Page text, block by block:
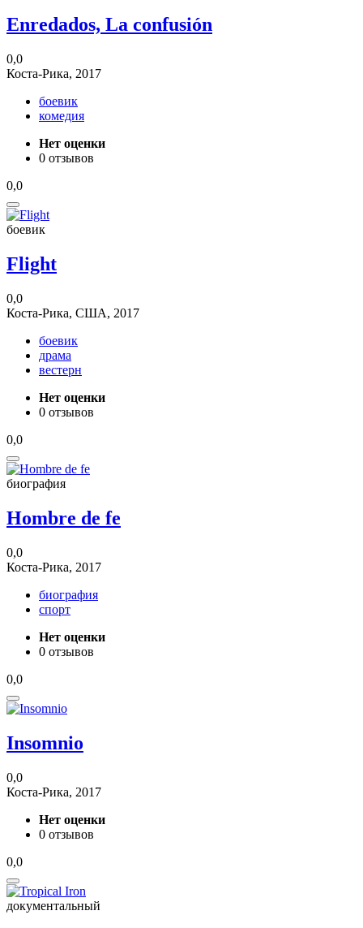
Enredados, La confusión
0,0
Коста-Рика, 2017
боевик
комедия
Нет оценки
0 отзывов
0,0
боевик
Flight
0,0
Коста-Рика, США, 2017
боевик
драма
вестерн
Нет оценки
0 отзывов
0,0
биография
Hombre de fe
0,0
Коста-Рика, 2017
биография
спорт
Нет оценки
0 отзывов
0,0
Insomnio
0,0
Коста-Рика, 2017
Нет оценки
0 отзывов
0,0
документальный